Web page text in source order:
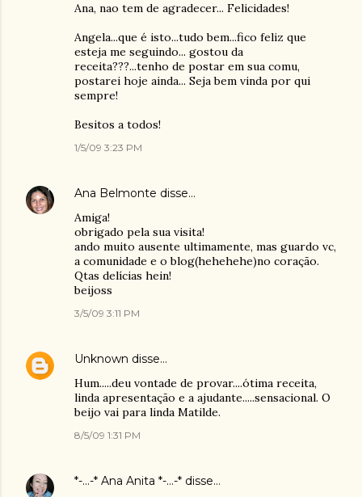
Ana, nao tem de agradecer... Felicidades!
Angela...que é isto...tudo bem...fico feliz que
esteja me seguindo... gostou da
receita???...tenho de postar em sua comu,
postarei hoje ainda... Seja bem vinda por qui
sempre!
Besitos a todos!
1/5/09 3:23 PM
Ana Belmonte disse…
Amiga!
obrigado pela sua visita!
ando muito ausente ultimamente, mas guardo vc,
a comunidade e o blog(hehehehe)no coração.
Qtas delícias hein!
beijoss
3/5/09 3:11 PM
Unknown disse…
Hum.....deu vontade de provar....ótima receita,
linda apresentação e a ajudante.....sensacional. O
beijo vai para linda Matilde.
8/5/09 1:31 PM
*-...-* Ana Anita *-...-* disse…